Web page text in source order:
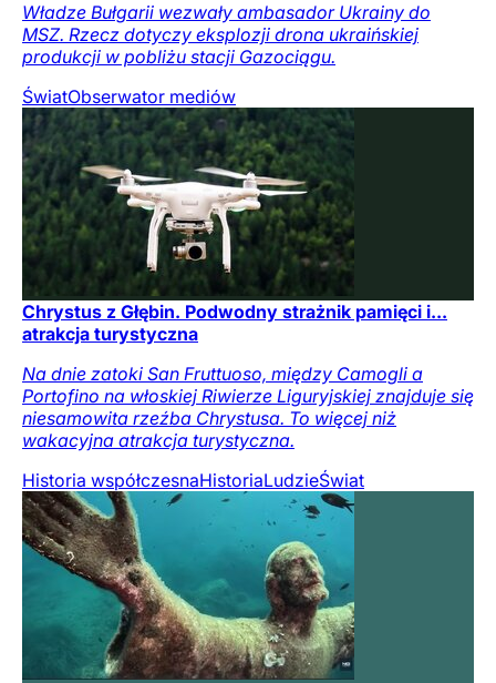
Władze Bułgarii wezwały ambasador Ukrainy do
MSZ. Rzecz dotyczy eksplozji drona ukraińskiej
produkcji w pobliżu stacji Gazociągu.
ŚwiatObserwator mediów
Chrystus z Głębin. Podwodny strażnik pamięci i...
atrakcja turystyczna
Na dnie zatoki San Fruttuoso, między Camogli a
Portofino na włoskiej Riwierze Liguryjskiej znajduje się
niesamowita rzeźba Chrystusa. To więcej niż
wakacyjna atrakcja turystyczna.
Historia współczesnaHistoriaLudzieŚwiat